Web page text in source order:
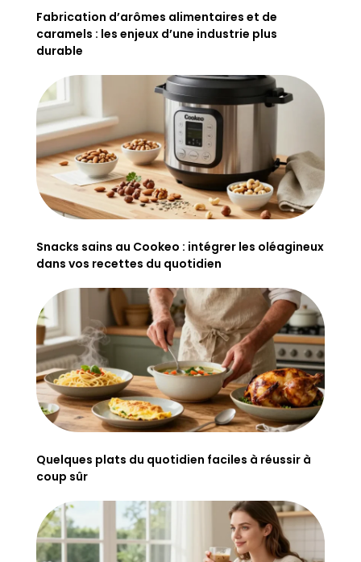
Fabrication d’arômes alimentaires et de
caramels : les enjeux d’une industrie plus
durable
Snacks sains au Cookeo : intégrer les oléagineux
dans vos recettes du quotidien
Quelques plats du quotidien faciles à réussir à
coup sûr